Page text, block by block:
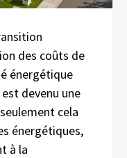
des coûts de
énergétique
devenu une
cela
énergétiques,
à la